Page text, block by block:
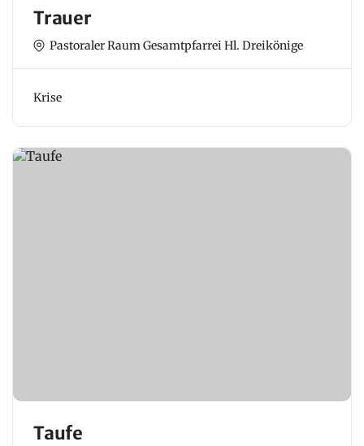
Trauer
Pastoraler Raum Gesamtpfarrei Hl. Dreikönige
Krise
Taufe